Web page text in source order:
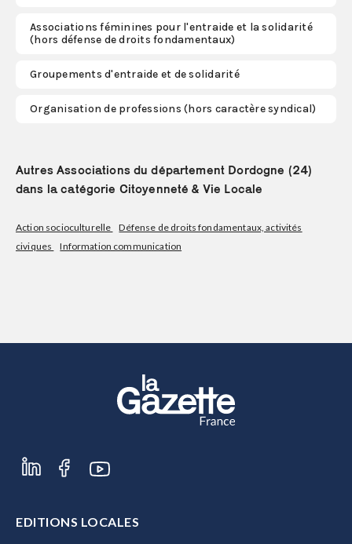
Associations féminines pour l'entraide et la solidarité
(hors défense de droits fondamentaux)
Groupements d'entraide et de solidarité
Organisation de professions (hors caractère syndical)
Autres Associations du département Dordogne (24)
dans la catégorie Citoyenneté & Vie Locale
Action socioculturelle
Défense de droits fondamentaux, activités
civiques
Information communication
EDITIONS LOCALES